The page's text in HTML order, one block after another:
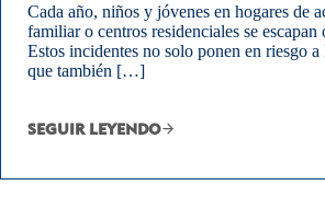
Cada año, niños y jóvenes en hogares de
familiar o centros residenciales se escapan
Estos incidentes no solo ponen en riesgo
que también […]
SEGUIR LEYENDO